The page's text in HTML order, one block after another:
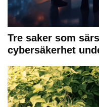
Tre saker som
cybersäkerhet